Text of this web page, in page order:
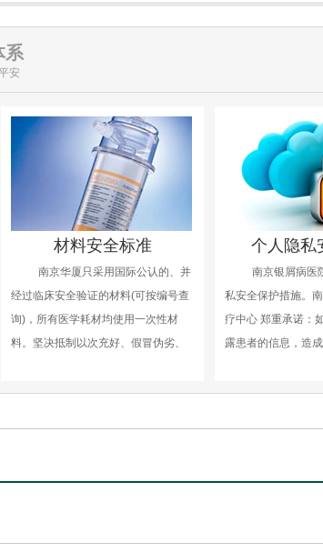
系
安
材料安全标准
南京华厦只采用国际公认的、并
经过临床安全验证的材料(可按编号查
询)，所有医学耗材均使用一次性材
料。坚决抵制以次充好、假冒伪劣、
个人隐私
南京银屑病医
私安全保护措施。
疗中心 郑重承诺：
露患者的信息，造